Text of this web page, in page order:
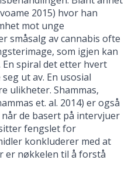
2015) hvor han
mot unge
småsalg av cannabis ofte
som igjen kan
spiral det etter hvert
ut av. En usosial
ulikheter. Shammas,
et. al. 2014) er også
de basert på intervjuer
fengslet for
konkluderer med at
er nøkkelen til å forstå